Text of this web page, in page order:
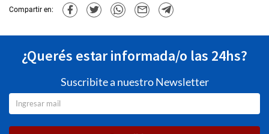
Compartir en:
¿Querés estar informada/o las 24hs?
Suscribite a nuestro Newsletter